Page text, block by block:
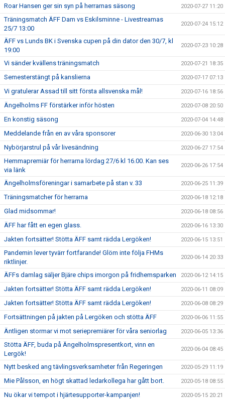
Roar Hansen ger sin syn på herrarnas säsong 2020-07-27 11:20
Träningsmatch ÄFF Dam vs Eskilsminne - Livestreamas
25/7 13:00
2020-07-24 15:12
ÄFF vs Lunds BK i Svenska cupen på din dator den 30/7, kl
19:00
2020-07-23 10:28
Vi sänder kvällens träningsmatch 2020-07-21 18:35
Semesterstängt på kanslierna 2020-07-17 07:13
Vi gratulerar Assad till sitt första allsvenska mål! 2020-07-16 18:56
Ängelholms FF förstärker inför hösten 2020-07-08 20:50
En konstig säsong 2020-07-04 14:48
Meddelande från en av våra sponsorer 2020-06-30 13:04
Nybörjarstrul på vår livesändning 2020-06-27 17:54
Hemmapremiär för herrarna lördag 27/6 kl 16.00. Kan ses
via länk
2020-06-26 17:54
Ängelholmsföreningar i samarbete på stan v. 33 2020-06-25 11:39
Träningsmatcher för herrarna 2020-06-18 12:18
Glad midsommar! 2020-06-18 08:56
ÄFF har fått en egen glass. 2020-06-16 13:30
Jakten fortsätter! Stötta ÄFF samt rädda Lergöken! 2020-06-15 13:51
Pandemin lever tyvärr fortfarande! Glöm inte följa FHMs
riktlinjer.
2020-06-14 20:33
ÄFFs damlag säljer Bjäre chips imorgon på fridhemsparken 2020-06-12 14:15
Jakten fortsätter! Stötta ÄFF samt rädda Lergöken! 2020-06-11 08:09
Jakten fortsätter! Stötta ÄFF samt rädda Lergöken! 2020-06-08 08:29
Fortsättningen på jakten på Lergöken och stötta ÄFF 2020-06-06 11:55
Äntligen stormar vi mot seriepremiärer för våra seniorlag 2020-06-05 13:36
Stötta ÄFF, buda på Ängelholmspresentkort, vinn en
Lergök!
2020-06-04 08:45
Nytt besked ang tävlingsverksamheter från Regeringen 2020-05-29 11:19
Mie Pålsson, en högt skattad ledarkollega har gått bort. 2020-05-18 08:55
Nu ökar vi tempot i hjärtesupporter-kampanjen! 2020-05-15 20:21